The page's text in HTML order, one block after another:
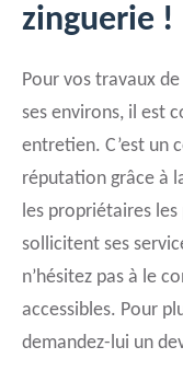
zinguerie !
Pour vos travaux
ses environs, il est
entretien. C’est un
réputation grâce à
les propriétaires
sollicitent ses
n’hésitez pas à le
accessibles. Pour
demandez-lui un